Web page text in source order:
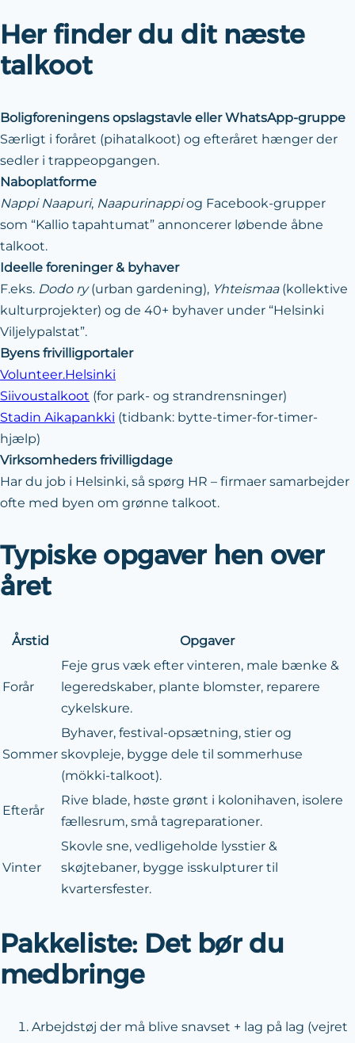
Her finder du dit næste
talkoot
Boligforeningens opslagstavle eller WhatsApp-gruppe
Særligt i foråret (pihatalkoot) og efteråret hænger der
sedler i trappeopgangen.
Naboplatforme
Nappi Naapuri, Naapurinappiog Facebook-grupper
som “Kallio tapahtumat” annoncerer løbende åbne
talkoot.
Ideelle foreninger & byhaver
F.eks. Dodo ry(urban gardening), Yhteismaa(kollektive
kulturprojekter) og de 40+ byhaver under “Helsinki
Viljelypalstat”.
Byens frivilligportaler
Volunteer.Helsinki
Siivoustalkoot (for park- og strandrensninger)
Stadin Aikapankki (tidbank: bytte-timer-for-timer-
hjælp)
Virksomheders frivilligdage
Har du job i Helsinki, så spørg HR – firmaer samarbejder
ofte med byen om grønne talkoot.
Typiske opgaver hen over
året
Årstid Opgaver
Forår
Feje grus væk efter vinteren, male bænke &
legeredskaber, plante blomster, reparere
cykelskure.
Sommer
Byhaver, festival-opsætning, stier og
skovpleje, bygge dele til sommerhuse
(mökki-talkoot).
Efterår
Rive blade, høste grønt i kolonihaven, isolere
fællesrum, små tagreparationer.
Vinter
Skovle sne, vedligeholde lysstier &
skøjtebaner, bygge isskulpturer til
kvartersfester.
Pakke­liste: Det bør du
medbringe
Arbejdstøj der må blive snavset + lag på lag (vejret